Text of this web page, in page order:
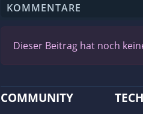
KOMMENTARE
Dieser Beitrag hat noch
COMMUNITY TECH